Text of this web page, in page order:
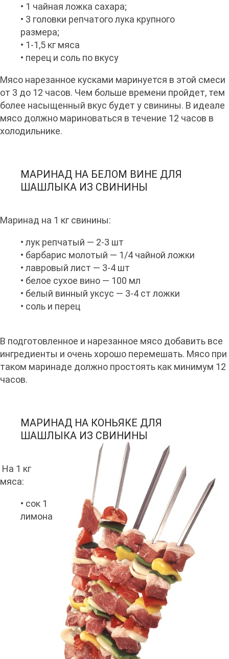
• 1 чайная ложка сахара;
• 3 головки репчатого лука крупного
размера;
• 1-1,5 кг мяса
• перец и соль по вкусу
Мясо нарезанное кусками маринуется в этой смеси
от 3 до 12 часов. Чем больше времени пройдет, тем
более насыщенный вкус будет у свинины. В идеале
мясо должно мариноваться в течение 12 часов в
холодильнике.
МАРИНАД НА БЕЛОМ ВИНЕ ДЛЯ
ШАШЛЫКА ИЗ СВИНИНЫ
Маринад на 1 кг свинины:
• лук репчатый — 2-3 шт
• барбарис молотый — 1/4 чайной ложки
• лавровый лист — 3-4 шт
• белое сухое вино — 100 мл
• белый винный уксус — 3-4 ст ложки
• соль и перец
В подготовленное и нарезанное мясо добавить все
ингредиенты и очень хорошо перемешать. Мясо при
таком маринаде должно простоять как минимум 12
часов.
МАРИНАД НА КОНЬЯКЕ ДЛЯ
ШАШЛЫКА ИЗ СВИНИНЫ
На 1 кг
мяса:
• сок 1
лимона